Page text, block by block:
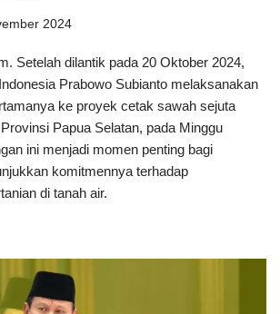
2024
Setelah dilantik pada 20 Oktober 2024,
Prabowo Subianto melaksanakan
ke proyek cetak sawah sejuta
Papua Selatan, pada Minggu
ini menjadi momen penting bagi
komitmennya terhadap
di tanah air.